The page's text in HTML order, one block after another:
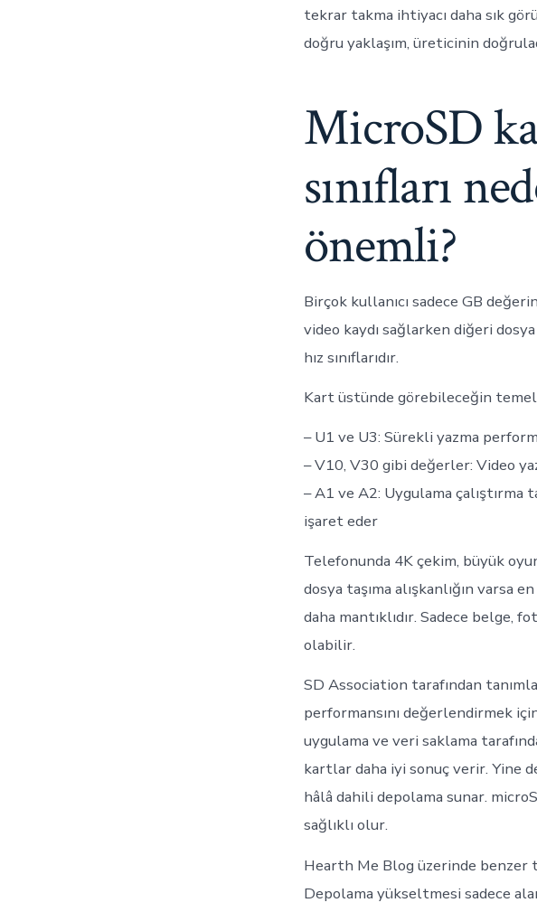
tekrar takma ihtiyacı daha sık
doğru yaklaşım, üreticinin
MicroSD
sınıfları
önemli?
Birçok kullanıcı sadece GB
video kaydı sağlarken diğeri
hız sınıflarıdır.
Kart üstünde görebileceğin
– U1 ve U3: Sürekli yazma
– V10, V30 gibi değerler: Video
– A1 ve A2: Uygulama çalıştırma
işaret eder
Telefonunda 4K çekim, büyük
dosya taşıma alışkanlığın varsa
daha mantıklıdır. Sadece belge,
olabilir.
SD Association tarafından
performansını değerlendirmek
uygulama ve veri saklama
kartlar daha iyi sonuç verir. Yine
hâlâ dahili depolama sunar.
sağlıklı olur.
Hearth Me Blog üzerinde benzer
Depolama yükseltmesi sadece